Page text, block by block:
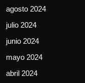
agosto 2024
julio 2024
junio 2024
mayo 2024
abril 2024